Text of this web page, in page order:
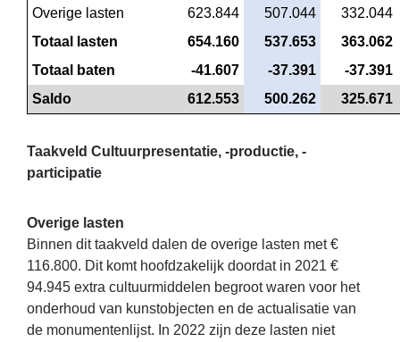
Overige lasten
623.844 507.044
332.044
Totaal lasten
654.160 537.653
363.062
Totaal baten
-41.607 -37.391
-37.391
Saldo
612.553 500.262 325.671
Taakveld Cultuurpresentatie, -productie, -
participatie
Overige lasten
Binnen dit taakveld dalen de overige lasten met €
116.800. Dit komt hoofdzakelijk doordat in 2021 €
94.945 extra cultuurmiddelen begroot waren voor het
onderhoud van kunstobjecten en de actualisatie van
de monumentenlijst. In 2022 zijn deze lasten niet